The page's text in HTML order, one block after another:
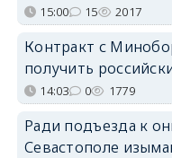
15:00 15 2017
Контракт с
получить
14:03 0 1779
Ради подъезда к
Севастополе